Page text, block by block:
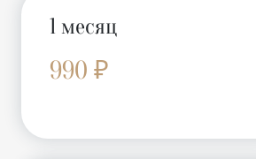
1 месяц
990 ₽